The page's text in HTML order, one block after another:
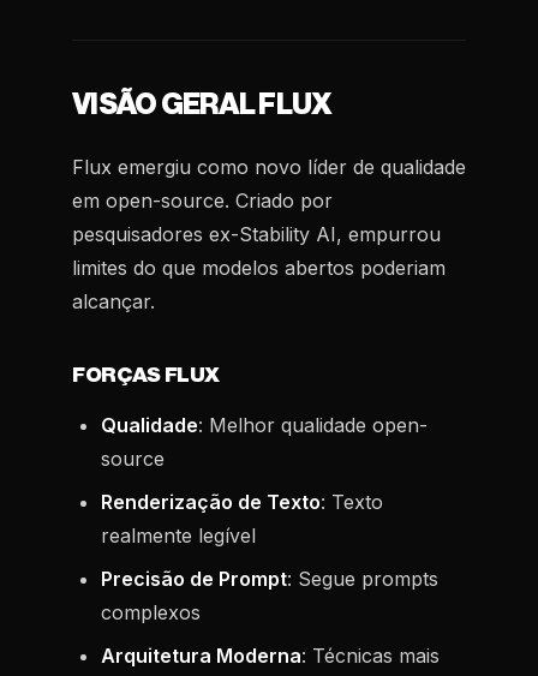
VISÃO GERAL FLUX
Flux emergiu como novo líder de qualidade
em open-source. Criado por
pesquisadores ex-Stability AI, empurrou
limites do que modelos abertos poderiam
alcançar.
FORÇAS FLUX
Qualidade: Melhor qualidade open-
source
Renderização de Texto: Texto
realmente legível
Precisão de Prompt: Segue prompts
complexos
Arquitetura Moderna: Técnicas mais